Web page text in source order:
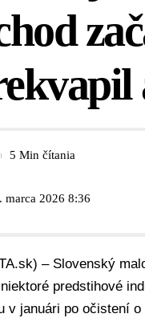
marca 2026 8:36
5 Min čítania
– Slovenský
predstihové
v januári po očistení